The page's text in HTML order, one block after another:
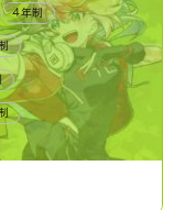
4年制